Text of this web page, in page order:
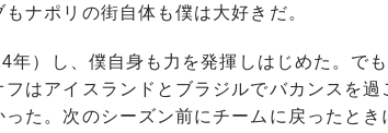
ナポリの街自体も僕は大好きだ。
）し、僕自身も力を発揮しはじめた。で
はアイスランドとブラジルでバカンスを過
た。次のシーズン前にチームに戻ったとき